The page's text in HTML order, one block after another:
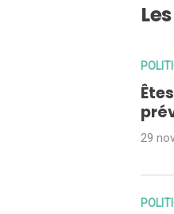
29